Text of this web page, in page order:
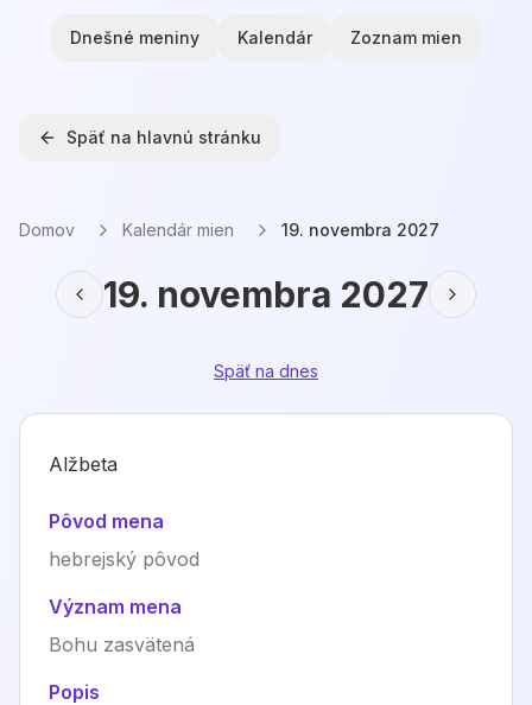
Dnešné meniny Kalendár Zoznam mien
Späť na hlavnú stránku
Domov Kalendár mien 19. novembra 2027
19. novembra 2027
Späť na dnes
Alžbeta
Pôvod mena
hebrejský pôvod
Význam mena
Bohu zasvätená
Popis